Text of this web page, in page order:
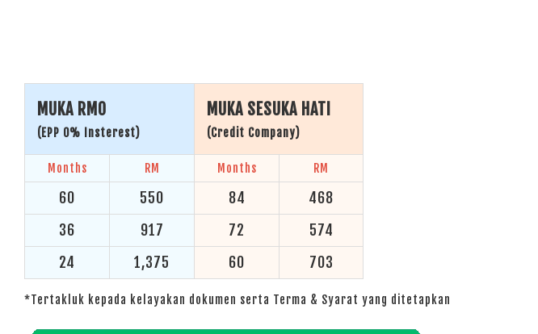
MUKA RM0
(EPP 0% Insterest)
MUKA SESUKA HATI
(Credit Company)
Months RM Months RM
60 550 84
468
36
917 72
574
24
1,375 60 703
*Tertakluk kepada kelayakan dokumen serta Terma & Syarat yang ditetapkan